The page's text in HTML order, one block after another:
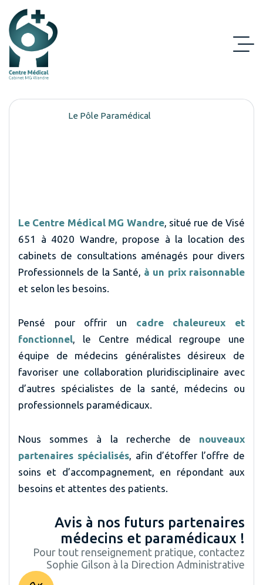
Le Pôle Paramédical
Le Centre Médical MG Wandre, situé rue de Visé
651 à 4020 Wandre, propose à la location des
cabinets de consultations aménagés pour divers
Professionnels de la Santé, à un prix raisonnable
et selon les besoins.
Pensé pour offrir un cadre chaleureux et
fonctionnel, le Centre médical regroupe une
équipe de médecins généralistes désireux de
favoriser une collaboration pluridisciplinaire avec
d’autres spécialistes de la santé, médecins ou
professionnels paramédicaux.
Nous sommes à la recherche de nouveaux
partenaires spécialisés, afin d’étoffer l’offre de
soins et d’accompagnement, en répondant aux
besoins et attentes des patients.
Avis à nos futurs partenaires
médecins et paramédicaux !
Pour tout renseignement pratique, contactez
Sophie Gilson à la Direction Administrative